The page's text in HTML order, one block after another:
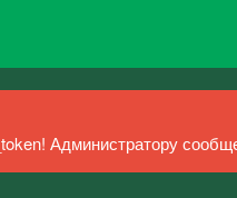
Администратору